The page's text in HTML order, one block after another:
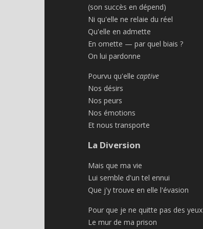
(son succès en dépend)
Ni qu'elle ne relaie du réel
Qu'elle en admette
En omette — par quel biais ?
On lui pardonne
Pourvu qu'elle captive
Nos désirs
Nos peurs
Nos émotions
Et nous transporte
La Diversion
Mais que ma vie
Lui semble d'un tel ennui
Que j'y trouve en elle l'évasion
Pour que je ne quitte pas des yeux
Le mur de ma prison